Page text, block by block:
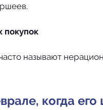
покупок
называют
когда его